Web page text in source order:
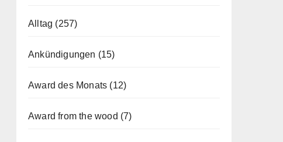
Alltag (257)
Ankündigungen (15)
Award des Monats (12)
Award from the wood (7)